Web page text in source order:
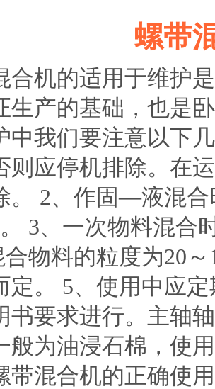
螺带
合机的适用于维护
生产的基础，也是
中我们要注意以下
则应停机排除。在
。 2、作固—液混
3、一次物料混合
合物料的粒度为20
定。 5、使用中应
书要求进行。主轴
般为油浸石棉，使
带混合机的正确使